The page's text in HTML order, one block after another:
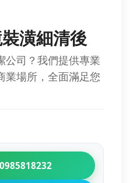
潢細清後
公司？我們提供專業
業場所，全面滿足您